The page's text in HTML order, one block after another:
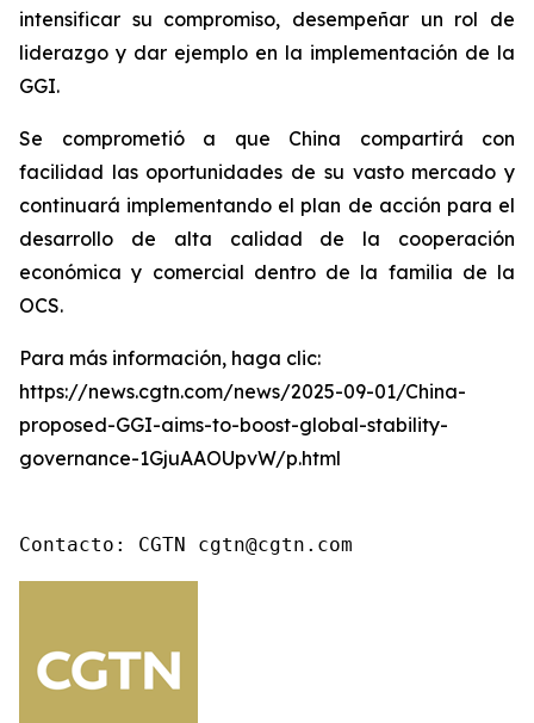
intensificar su compromiso, desempeñar un rol de
liderazgo y dar ejemplo en la implementación de la
GGI.
Se comprometió a que China compartirá con
facilidad las oportunidades de su vasto mercado y
continuará implementando el plan de acción para el
desarrollo de alta calidad de la cooperación
económica y comercial dentro de la familia de la
OCS.
Para más información, haga clic:
https://news.cgtn.com/news/2025-09-01/China-
proposed-GGI-aims-to-boost-global-stability-
governance-1GjuAAOUpvW/p.html
Contacto: CGTN cgtn@cgtn.com